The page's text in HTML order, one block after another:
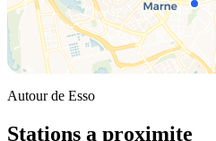
Autour de Esso
Stations a proximite